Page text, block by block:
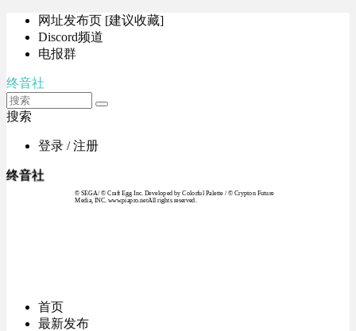
网址发布页 [建议收藏]
Discord频道
电报群
终音社
搜索
登录 / 注册
终音社
© SEGA / © Craft Egg Inc. Developed by Colorful Palette / © Crypton Future
Media, INC. www.piapro.netAll rights reserved.
首页
最新发布